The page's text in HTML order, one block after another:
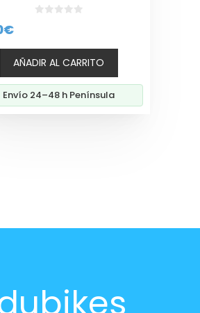
5
€
AÑADIR AL CARRITO
Envío 24–48 h Península